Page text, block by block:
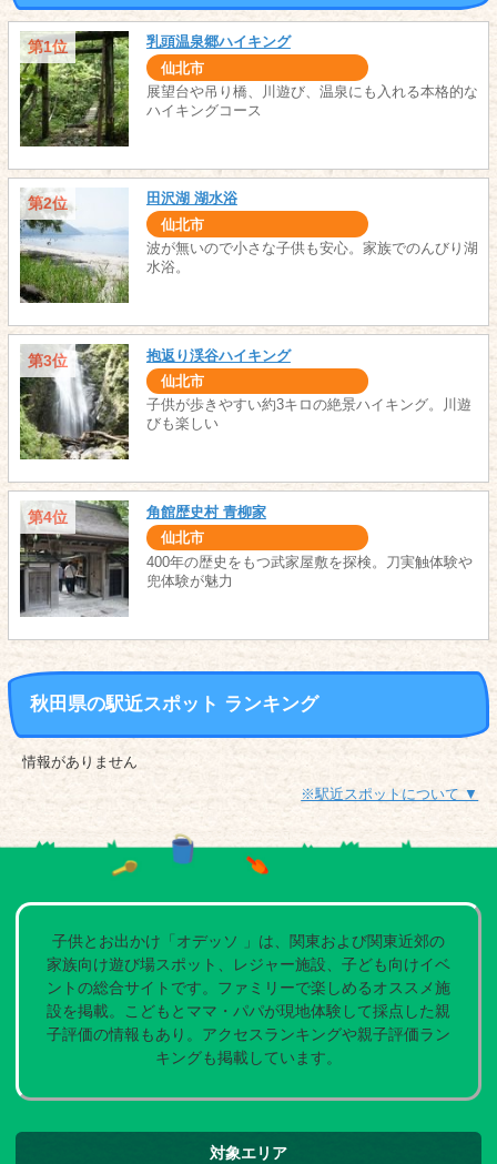
第1位 乳頭温泉郷ハイキング
仙北市
展望台や吊り橋、川遊び、温泉にも入れる本格的な
ハイキングコース
第2位 田沢湖 湖水浴
仙北市
波が無いので小さな子供も安心。家族でのんびり湖
水浴。
第3位 抱返り渓谷ハイキング
仙北市
子供が歩きやすい約3キロの絶景ハイキング。川遊
びも楽しい
第4位 角館歴史村 青柳家
仙北市
400年の歴史をもつ武家屋敷を探検。刀実触体験や
兜体験が魅力
秋田県の駅近スポット ランキング
情報がありません
※駅近スポットについて ▼
子供とお出かけ「オデッソ 」は、関東および関東近郊の
家族向け遊び場スポット、レジャー施設、子ども向けイベ
ントの総合サイトです。ファミリーで楽しめるオススメ施
設を掲載。こどもとママ・パパが現地体験して採点した親
子評価の情報もあり。アクセスランキングや親子評価ラン
キングも掲載しています。
対象エリア